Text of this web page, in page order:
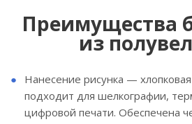
Преимущества
из
Нанесение рисунка —
подходит для шелкографии,
цифровой печати. Обеспечена